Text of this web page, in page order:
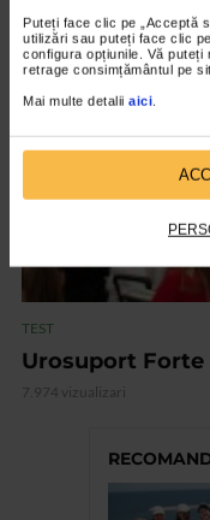
Puteți face clic pe „Acceptă
utilizări sau puteți face clic
configura opțiunile. Vă
retrage consimțământul pe
Mai multe detalii aici.
VIDEO
TEST
Urosuport Forte
7.974 vizualizari